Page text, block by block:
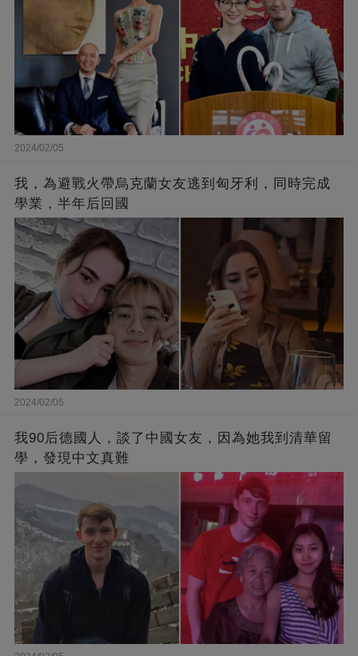
2024/02/05
我，為避戰火帶烏克蘭女友逃到匈牙利，同時完成
學業，半年后回國
2024/02/05
我90后德國人，談了中國女友，因為她我到清華留
學，發現中文真難